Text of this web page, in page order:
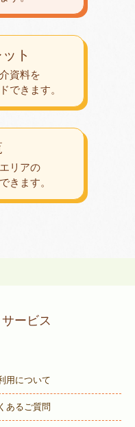
リアの
きます。
ト
資料を
できます。
サービス
用について
あるご質問